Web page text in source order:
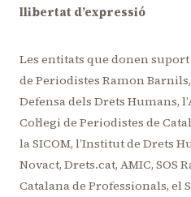
llibertat d’expressió
Les entitats que donen
de Periodistes Ramon
Defensa dels Drets Humans,
Col·legi de Periodistes de
la SICOM, l’Institut de Drets
Novact, Drets.cat, AMIC, SOS
Catalana de Professionals, el